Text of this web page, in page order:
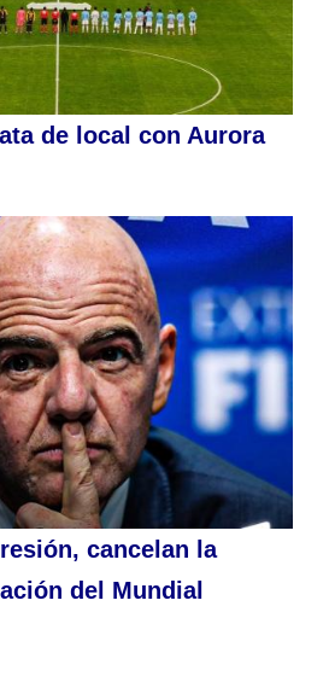
de local con Aurora
cancelan la
del Mundial